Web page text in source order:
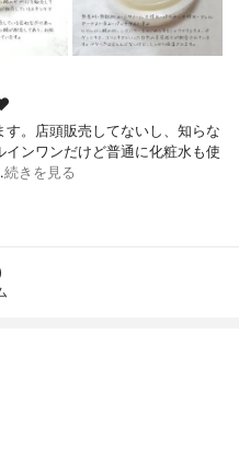
。店頭販売してないし、知らな
ンワンだけど普通に化粧水も使
続きを見る